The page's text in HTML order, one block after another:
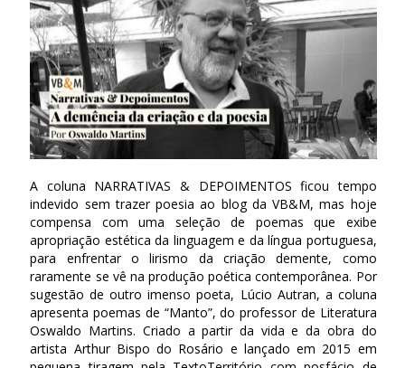
A coluna NARRATIVAS & DEPOIMENTOS ficou tempo
indevido sem trazer poesia ao blog da VB&M, mas hoje
compensa com uma seleção de poemas que exibe
apropriação estética da linguagem e da língua portuguesa,
para enfrentar o lirismo da criação demente, como
raramente se vê na produção poética contemporânea. Por
sugestão de outro imenso poeta, Lúcio Autran, a coluna
apresenta poemas de “Manto”, do professor de Literatura
Oswaldo Martins. Criado a partir da vida e da obra do
artista Arthur Bispo do Rosário e lançado em 2015 em